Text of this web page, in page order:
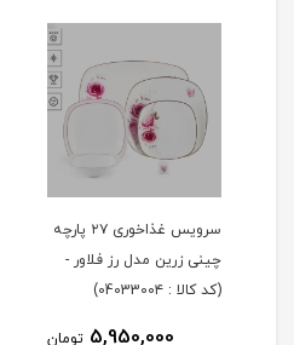
سرویس غذاخوری ۲۷ پارچه
چینی زرین مدل رز فلاور -
(کد کالا : 0403300۴)
5,950,000 تومان